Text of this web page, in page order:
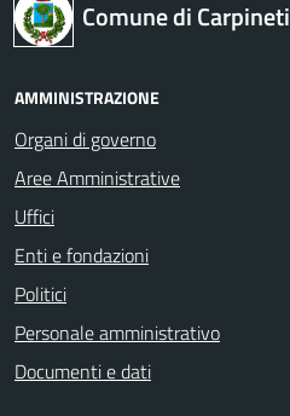
Comune di Carpineti
AMMINISTRAZIONE
Organi di governo
Aree Amministrative
Uffici
Enti e fondazioni
Politici
Personale amministrativo
Documenti e dati